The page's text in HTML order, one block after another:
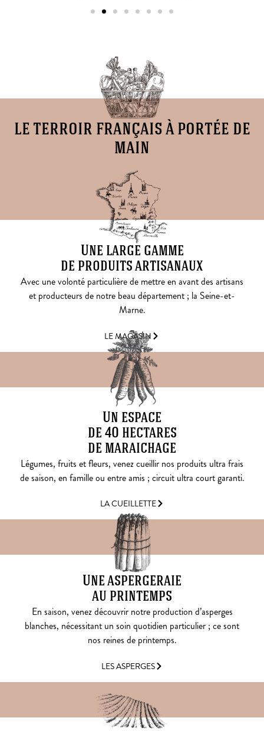
le terroir français à portée de
main
Une large gamme
de produits artisanaux
Avec une volonté particulière de mettre en avant des artisans
et producteurs de notre beau département ; la Seine-et-
Marne.
LE MAGASIN
Un espace
de 40 hectares
de maraichage
Légumes, fruits et fleurs, venez cueillir nos produits ultra frais
de saison, en famille ou entre amis ; circuit ultra court garanti.
LA CUEILLETTE
Une aspergeraie
au printemps
En saison, venez découvrir notre production d’asperges
blanches, nécessitant un soin quotidien particulier ; ce sont
nos reines de printemps.
LES ASPERGES